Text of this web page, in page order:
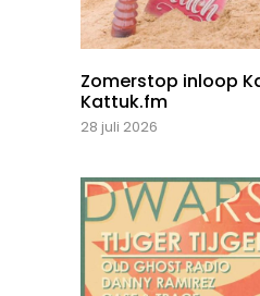
Zomerstop inloop
Kattuk.fm
28 juli 2026